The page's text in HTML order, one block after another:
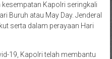
Kapolri seringkali
Buruh atau May Day. Jenderal
serta dalam perayaan Hari
19, Kapolri telah membantu